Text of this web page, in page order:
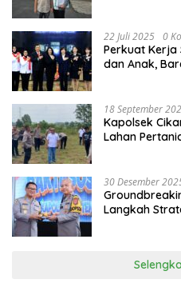
22 Juli 2025 0
Perkuat Kerja
dan Anak,
18 September
Kapolsek
Lahan
30 Desember
Langkah